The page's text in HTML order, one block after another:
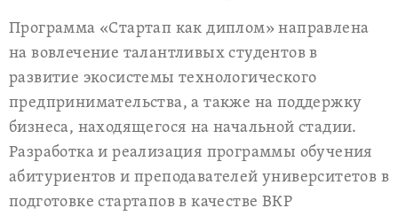
Программа «Стартап как диплом» направлена
на вовлечение талантливых студентов в
развитие экосистемы технологического
предпринимательства, а также на поддержку
бизнеса, находящегося на начальной стадии.
Разработка и реализация программы обучения
абитуриентов и преподавателей университетов в
подготовке стартапов в качестве ВКР